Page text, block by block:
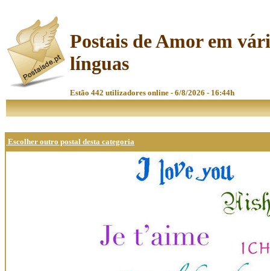
Postais de Amor em
línguas
Estão 442 utilizadores online - 6/8/2026 - 16:44h
Escolher outro postal desta categoria